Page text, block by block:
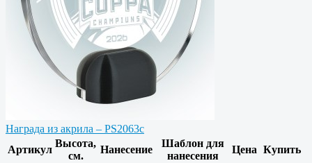
Награда из акрила – PS2063c
Артикул
Высота,
см.
Нанесение
Шаблон для
нанесения
Цена Купить